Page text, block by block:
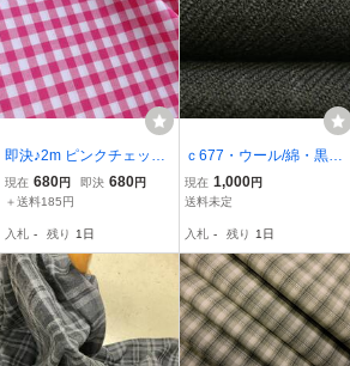
即決♪2m ピンクチェック
コットンツイル 綿１０
０％♪
現在 680円 即決 680円
＋送料185円
入札 - 残り 1日
ｃ677・ウール/綿・黒茶
系4m・綾織・チェック・
両面微起毛・微張・コー
ト・ワンピース
現在 1,000円
送料未定
入札 - 残り 1日